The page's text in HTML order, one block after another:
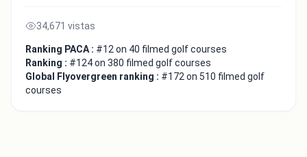
34,671 vistas
Ranking PACA : #12 on 40 filmed golf courses
Ranking : #124 on 380 filmed golf courses
Global Flyovergreen ranking : #172 on 510 filmed golf
courses